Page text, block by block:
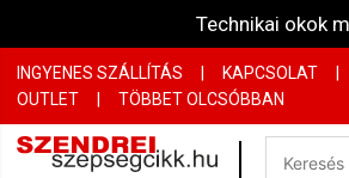
Technikai okok
INGYENES SZÁLLÍTÁS KAPCSOLAT
OUTLET
| TÖBBET OLCSÓBBAN